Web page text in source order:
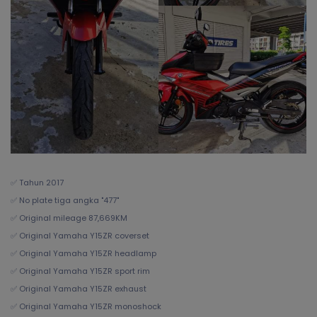
✅ Tahun 2017
✅ No plate tiga angka "477"
✅ Original mileage 87,669KM
✅ Original Yamaha Y15ZR coverset
✅ Original Yamaha Y15ZR headlamp
✅ Original Yamaha Y15ZR sport rim
✅ Original Yamaha Y15ZR exhaust
✅ Original Yamaha Y15ZR monoshock